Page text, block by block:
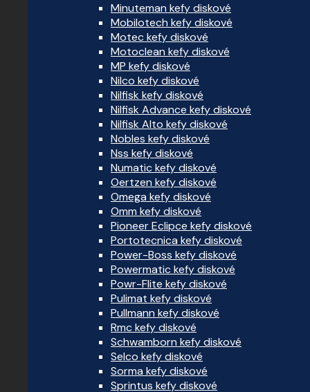
Minuteman kefy diskové
Mobilotech kefy diskové
Motec kefy diskové
Motoclean kefy diskové
MP kefy diskové
Nilco kefy diskové
Nilfisk kefy diskové
Nilfisk Advance kefy diskové
Nilfisk Alto kefy diskové
Nobles kefy diskové
Nss kefy diskové
Numatic kefy diskové
Oertzen kefy diskové
Omega kefy diskové
Omm kefy diskové
Pioneer Eclipce kefy diskové
Portotecnica kefy diskové
Power-Boss kefy diskové
Powermatic kefy diskové
Powr-Flite kefy diskové
Pulimat kefy diskové
Pullmann kefy diskové
Rmc kefy diskové
Schwamborn kefy diskové
Selco kefy diskové
Sorma kefy diskové
Sprintus kefy diskové